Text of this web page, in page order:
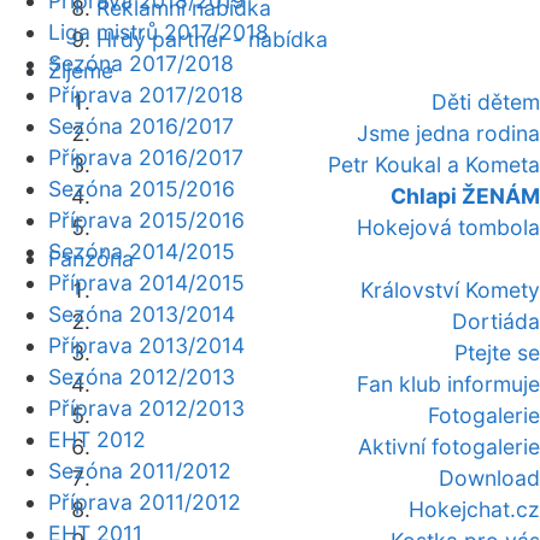
Reklamní nabídka
Hrdý partner - nabídka
Žijeme
Děti dětem
Jsme jedna rodina
Petr Koukal a Kometa
Chlapi ŽENÁM
Hokejová tombola
Fanzóna
Království Komety
Dortiáda
Ptejte se
Fan klub informuje
Fotogalerie
Aktivní fotogalerie
Download
Hokejchat.cz
Liga mistrů 2017/2018
Sezóna 2017/2018
Příprava 2017/2018
Sezóna 2016/2017
Příprava 2016/2017
Sezóna 2015/2016
Příprava 2015/2016
Sezóna 2014/2015
Příprava 2014/2015
Sezóna 2013/2014
Příprava 2013/2014
Sezóna 2012/2013
Příprava 2012/2013
EHT 2012
Sezóna 2011/2012
Příprava 2011/2012
EHT 2011